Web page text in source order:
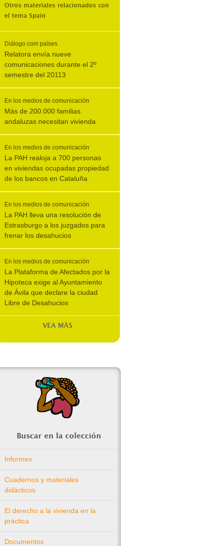
Otros materiales relacionados con
el tema Spain
Diálogo com países
Relatora envía nueve
comunicaciones durante el 2º
semestre del 20113
En los medios de comunicación
Más de 200.000 familias
andaluzas necesitan vivienda
En los medios de comunicación
La PAH realoja a 700 personas
en viviendas ocupadas propiedad
de los bancos en Cataluña
En los medios de comunicación
La PAH lleva una resolución de
Estrasburgo a los juzgados para
frenar los desahucios
En los medios de comunicación
La Plataforma de Afectados por la
Hipoteca exige al Ayuntamiento
de Ávila que declare la ciudad
Libre de Desahucios
VEA MÁS
Buscar en la colección
Informes
Cuadernos y materiales
didácticos
El derecho a la vivienda en la
práctica
Documentos